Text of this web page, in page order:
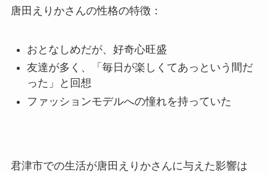
唐田えりかさんの性格の特徴：
おとなしめだが、好奇心旺盛
友達が多く、「毎日が楽しくてあっという間だ
った」と回想
ファッションモデルへの憧れを持っていた
君津市での生活が唐田えりかさんに与えた影響は